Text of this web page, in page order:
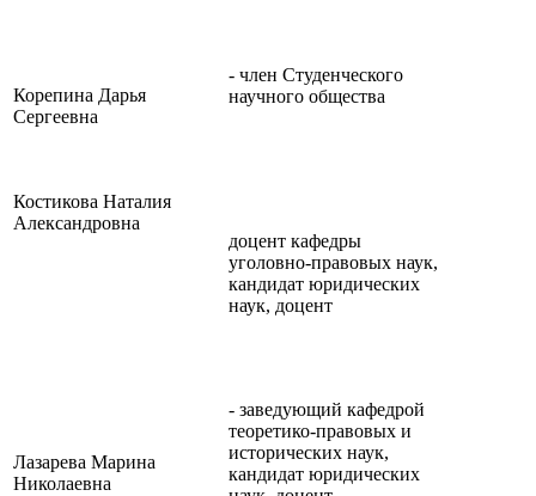
Корепина Дарья
Сергеевна
- член Студенческого
научного общества
Костикова Наталия
Александровна
доцент кафедры
уголовно-правовых наук,
кандидат юридических
наук, доцент
Лазарева Марина
Николаевна
- заведующий кафедрой
теоретико-правовых и
исторических наук,
кандидат юридических